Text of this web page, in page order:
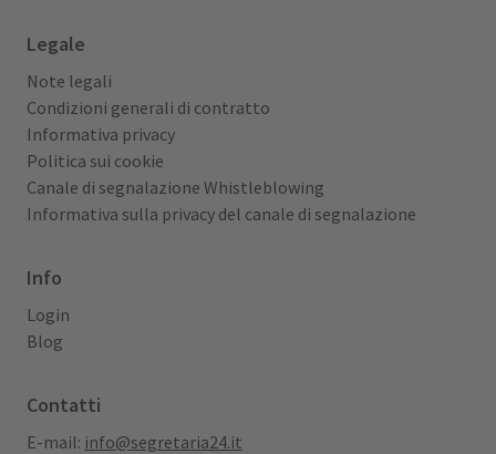
Legale
Note legali
Condizioni generali di contratto
Informativa privacy
Politica sui cookie
Canale di segnalazione Whistleblowing
Informativa sulla privacy del canale di segnalazione
Info
Login
Blog
Contatti
E-mail: info@segretaria24.it